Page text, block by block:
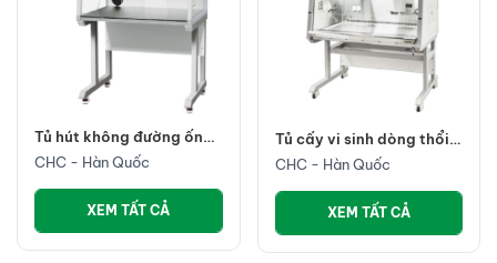
Tủ hút không đường ống
CHC
CHC - Hàn Quốc
XEM TẤT CẢ
Tủ cấy vi sinh dòng thổi
ngang
CHC - Hàn Quốc
XEM TẤT CẢ